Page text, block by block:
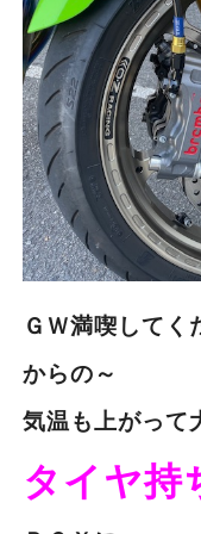
ＧＷ満喫してく
からの～
気温も上がって
タイヤ持